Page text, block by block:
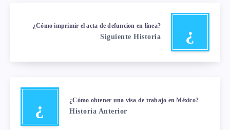
¿
¿Cómo imprimir el acta de defuncion en línea?
Siguiente Historia
¿ ¿Cómo obtener una visa de trabajo en México?
Historia Anterior